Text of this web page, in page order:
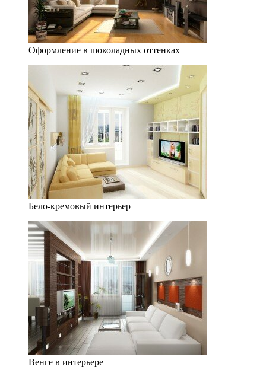
Оформление в шоколадных оттенках
Бело-кремовый интерьер
Венге в интерьере